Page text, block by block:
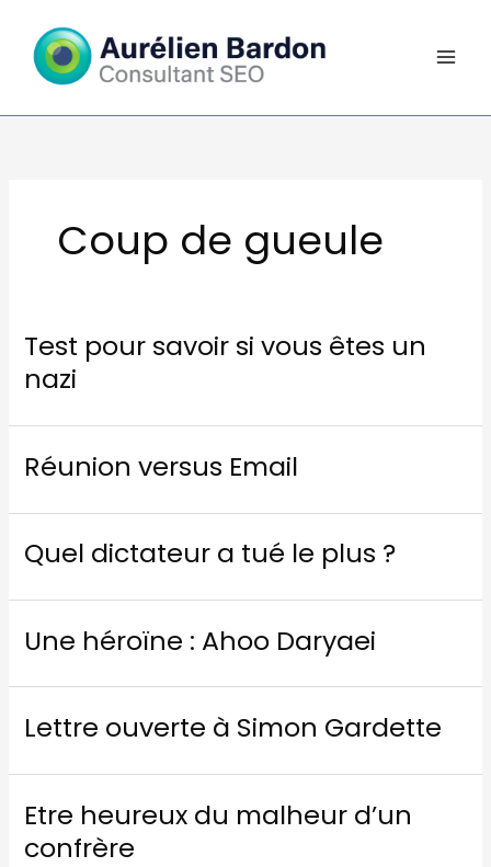
contenu
Coup de gueule
Test pour savoir si vous êtes un
nazi
Réunion versus Email
Quel dictateur a tué le plus ?
Une héroïne : Ahoo Daryaei
Lettre ouverte à Simon Gardette
Etre heureux du malheur d’un
confrère